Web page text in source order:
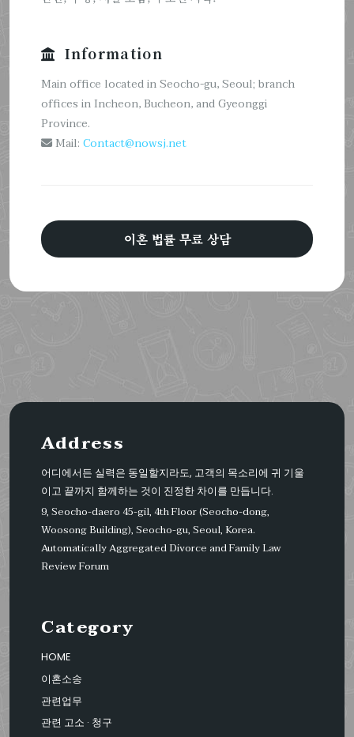
Information
Main office located in Seocho-gu, Seoul; branch
offices in Incheon, Bucheon, and Gyeonggi
Province.
Mail: Contact@nowsj.net
이혼 법률 무료 상담
Address
어디에서든 실력은 동일할지라도, 고객의 목소리에 귀 기울
이고 끝까지 함께하는 것이 진정한 차이를 만듭니다.
9, Seocho-daero 45-gil, 4th Floor (Seocho-dong,
Woosong Building), Seocho-gu, Seoul, Korea.
Automatically Aggregated Divorce and Family Law
Review Forum
Category
HOME
이혼소송
관련업무
관련 고소 · 청구